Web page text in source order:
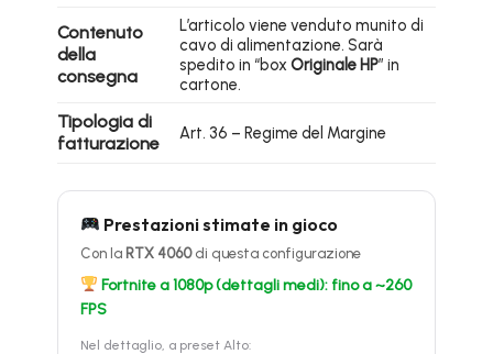
Contenuto
della
consegna
L’articolo viene venduto munito di
cavo di alimentazione. Sarà
spedito in “box Originale HP” in
cartone.
Tipologia di
fatturazione
Art. 36 – Regime del Margine
Prestazioni stimate in gioco
Con la RTX 4060di questa configurazione
Fortnite a 1080p (dettagli medi): fino a ~260
FPS
Nel dettaglio, a preset Alto: